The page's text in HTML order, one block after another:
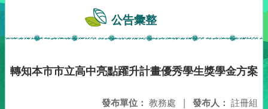
公告彙整
轉知本市市立高中亮點躍升計畫優秀學生獎學金方案
發布人： 註冊組
發布單位： 教務處 |